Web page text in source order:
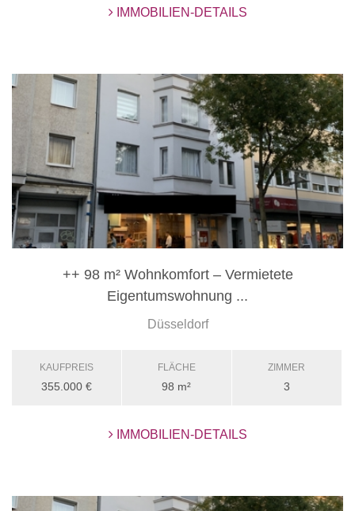
IMMOBILIEN-DETAILS
++ 98 m² Wohnkomfort – Vermietete
Eigentumswohnung ...
Düsseldorf
KAUFPREIS
355.000 €
FLÄCHE
98 m²
ZIMMER
3
IMMOBILIEN-DETAILS